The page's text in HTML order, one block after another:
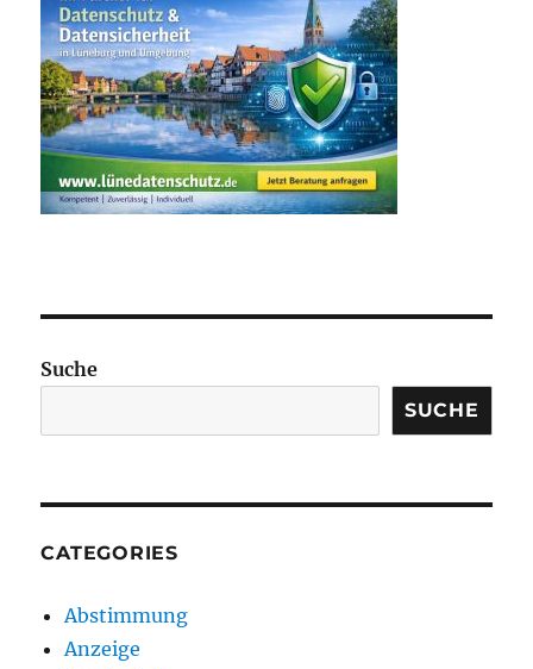
Suche
SUCHE
CATEGORIES
Abstimmung
Anzeige